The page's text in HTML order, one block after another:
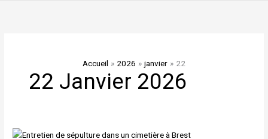
Accueil 2026 janvier 22
22 Janvier 2026
Entretien